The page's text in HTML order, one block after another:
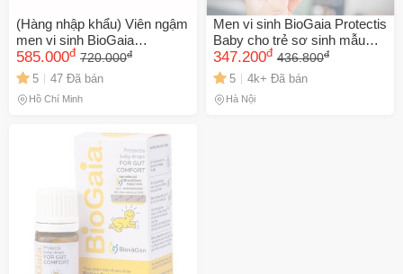
(Hàng nhập khẩu) Viên ngậm
men vi sinh BioGaia
Prodentis hỗ trợ răng miệng
585.000đ 720.000đ
5 47 Đã bán
Hồ Chí Minh
Men vi sinh BioGaia Protectis
Baby cho trẻ sơ sinh mẫu
mới
347.200đ 436.800đ
5 4k+ Đã bán
Hà Nội